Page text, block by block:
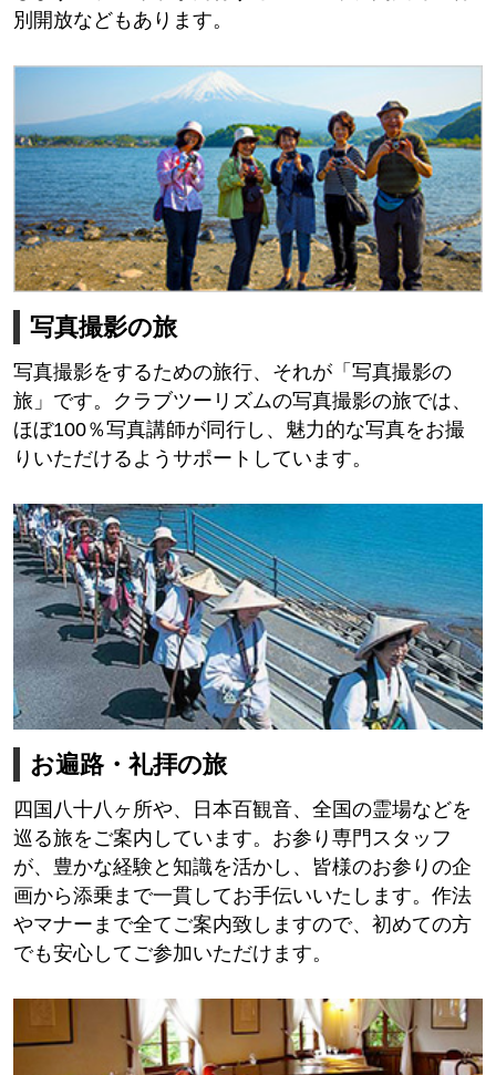
別開放などもあります。
写真撮影の旅
写真撮影をするための旅行、それが「写真撮影の
旅」です。クラブツーリズムの写真撮影の旅では、
ほぼ100％写真講師が同行し、魅力的な写真をお撮
りいただけるようサポートしています。
お遍路・礼拝の旅
四国八十八ヶ所や、日本百観音、全国の霊場などを
巡る旅をご案内しています。お参り専門スタッフ
が、豊かな経験と知識を活かし、皆様のお参りの企
画から添乗まで一貫してお手伝いいたします。作法
やマナーまで全てご案内致しますので、初めての方
でも安心してご参加いただけます。